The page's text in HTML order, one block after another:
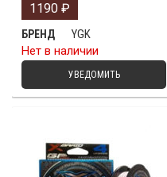
1190 ₽
БРЕНД
YGK
Нет в наличии
УВЕДОМИТЬ